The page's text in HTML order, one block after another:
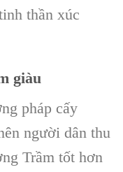
thần xúc
giàu
pháp cấy
người dân thu
Trầm tốt hơn